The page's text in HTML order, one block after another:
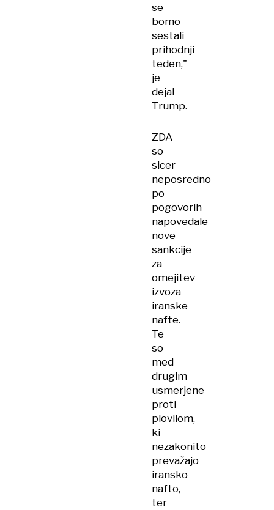
se
bomo
sestali
prihodnji
teden,"
je
dejal
Trump.
ZDA
so
sicer
neposredno
po
pogovorih
napovedale
nove
sankcije
za
omejitev
izvoza
iranske
nafte.
Te
so
med
drugim
usmerjene
proti
plovilom,
ki
nezakonito
prevažajo
iransko
nafto,
ter